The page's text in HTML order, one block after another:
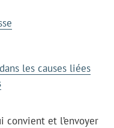
les causes liées
et l’envoyer